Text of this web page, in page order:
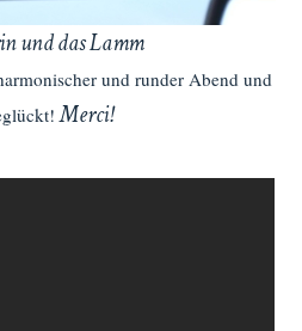
und das Lamm
und runder Abend und
Merci!